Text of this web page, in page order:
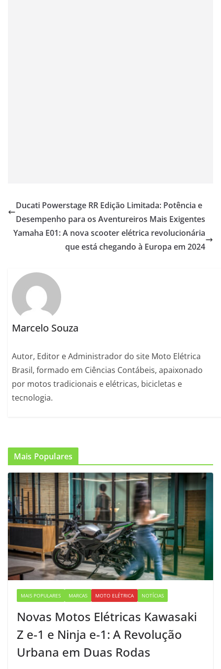
Ducati Powerstage RR Edição Limitada: Potência e
Desempenho para os Aventureiros Mais Exigentes
Yamaha E01: A nova scooter elétrica revolucionária
que está chegando à Europa em 2024
Marcelo Souza
Autor, Editor e Administrador do site Moto Elétrica
Brasil, formado em Ciências Contábeis, apaixonado
por motos tradicionais e elétricas, bicicletas e
tecnologia.
Mais Populares
MAIS POPULARES MARCAS MOTO ELÉTRICA NOTÍCIAS
Novas Motos Elétricas Kawasaki
Z e-1 e Ninja e-1: A Revolução
Urbana em Duas Rodas